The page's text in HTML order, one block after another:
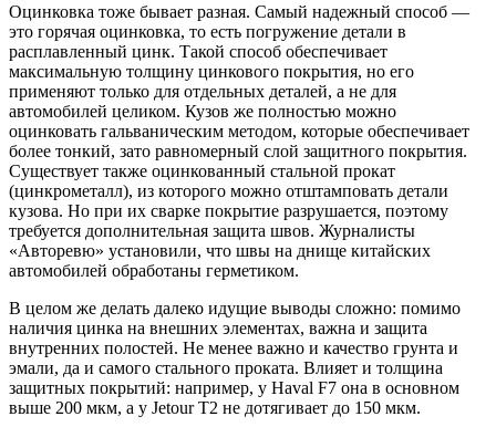
Оцинковка тоже бывает разная. Самый надежный способ —
это горячая оцинковка, то есть погружение детали в
расплавленный цинк. Такой способ обеспечивает
максимальную толщину цинкового покрытия, но его
применяют только для отдельных деталей, а не для
автомобилей целиком. Кузов же полностью можно
оцинковать гальваническим методом, которые обеспечивает
более тонкий, зато равномерный слой защитного покрытия.
Существует также оцинкованный стальной прокат
(цинкрометалл), из которого можно отштамповать детали
кузова. Но при их сварке покрытие разрушается, поэтому
требуется дополнительная защита швов. Журналисты
«Авторевю» установили, что швы на днище китайских
автомобилей обработаны герметиком.
В целом же делать далеко идущие выводы сложно: помимо
наличия цинка на внешних элементах, важна и защита
внутренних полостей. Не менее важно и качество грунта и
эмали, да и самого стального проката. Влияет и толщина
защитных покрытий: например, у Haval F7 она в основном
выше 200 мкм, а у Jetour T2 не дотягивает до 150 мкм.